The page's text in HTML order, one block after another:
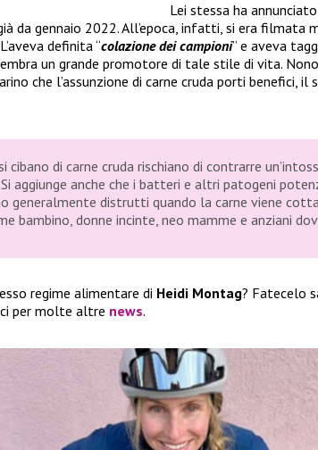
Lei stessa ha
da gennaio 2022. All’epoca, infatti, si era filmata
definita “colazione dei campioni” e aveva
un grande promotore di tale stile di vita.
che l’assunzione di carne cruda porti benefici, il
cibano di carne cruda rischiano di contrarre
aggiunge anche che i batteri e altri patogeni
generalmente distrutti quando la carne viene
bambino, donne incinte, neo mamme e anziani
regime alimentare di Heidi Montag? Fatecelo
per molte altre news.